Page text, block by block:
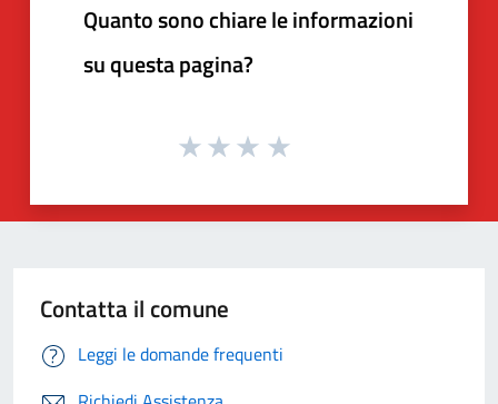
Quanto sono chiare le informazioni
su questa pagina?
Contatta il comune
Leggi le domande frequenti